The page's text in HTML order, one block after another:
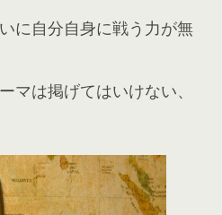
に自分自身に戦う力が無
マは掲げてはいけない、